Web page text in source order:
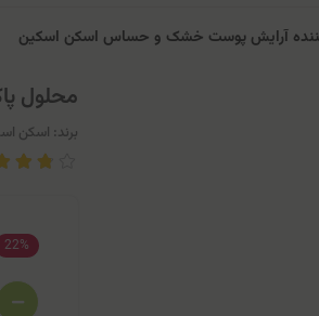
آرایش پوست خشک و حساس اسکن اسکین
محلول
برند: اسکن
22%